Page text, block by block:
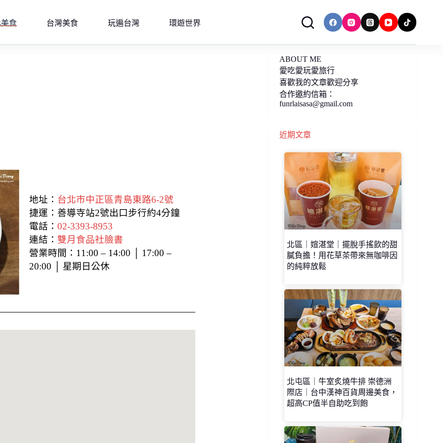
食 台灣美食 玩遍台灣 環遊世界
地址： 台北市中正區青島東路6-2號
捷運：善導寺站2號出口步行約4分鐘
電話： 02-3393-8953
連結： 雙月食品社臉書
營業時間：11:00 – 14:00 │ 17:00 –
20:00 │ 星期日公休
ABOUT ME
愛吃愛玩愛旅行
喜歡我的文章歡迎分享
合作邀約信箱：
funrlaisasa@gmail.com
近期文章
北區｜媗湛堂｜擺脫手搖飲的甜
膩負擔！用花草茶帶來無咖啡因
的純粹放鬆
北屯區｜牛室炙燒牛排 崇德洲
際店｜台中漢神百貨周邊美食，
超高CP值半自助吃到飽